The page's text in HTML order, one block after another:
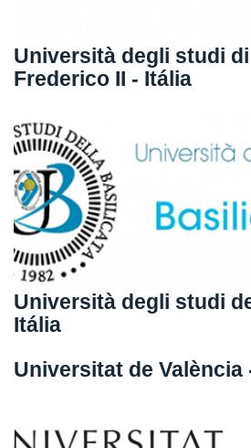
Università degli studi
Frederico II - Itália
Università degli studi
Itália
Universitat de València